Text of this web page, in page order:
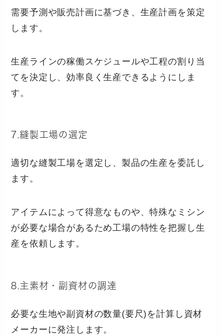
需要予測や販売計画に基づき、生産計画を策定
します。
生産ラインの稼働スケジュールや工程の割り当
てを決定し、効率良く生産できるようにしま
す。
7.縫製工場の選定
適切な縫製工場を選定し、製品の生産を委託し
ます。
アイテムによって得意なものや、特殊なミシン
が必要な場合があるため工場の特性を把握し生
産を依頼します。
8.主素材・副資材の調達
必要な生地や副資材の数量(要尺)を計算し資材
メーカーに発注します。